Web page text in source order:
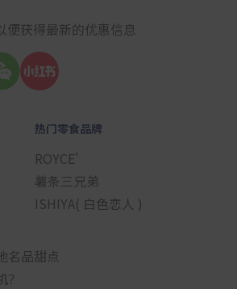
便获得最新的优惠信息
热门零食品牌
ROYCE'
薯条三兄弟
ISHIYA( 白色恋人 )
名品甜点